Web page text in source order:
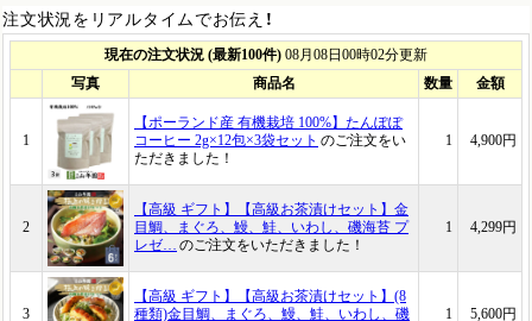
注文状況をリアルタイムでお伝え！